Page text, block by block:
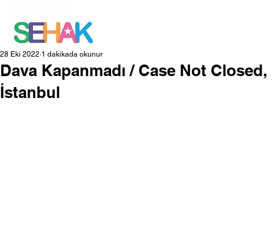
Dava Kapanmadı / Case Not Closed,
İstanbul
28 Eki 2022 1 dakikada okunur